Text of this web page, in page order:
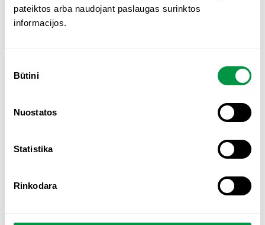
pateiktos arba naudojant paslaugas surinktos
informacijos.
Būtini
Nuostatos
Statistika
Rinkodara